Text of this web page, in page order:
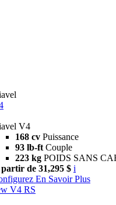
V4
168 cv Puissance
93 lb-ft Couple
223 kg POIDS SANS
de 31,295 $ i
En Savoir Plus
V4 RS